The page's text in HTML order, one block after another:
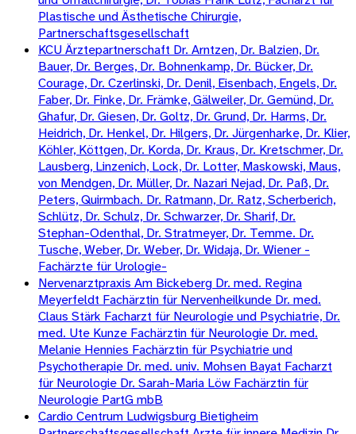
Plastische und Ästhetische Chirurgie,
Partnerschaftsgesellschaft
KCU Ärztepartnerschaft Dr. Arntzen, Dr. Balzien, Dr.
Bauer, Dr. Berges, Dr. Bohnenkamp, Dr. Bücker, Dr.
Courage, Dr. Czerlinski, Dr. Denil, Eisenbach, Engels, Dr.
Faber, Dr. Finke, Dr. Främke, Gälweiler, Dr. Gemünd, Dr.
Ghafur, Dr. Giesen, Dr. Goltz, Dr. Grund, Dr. Harms, Dr.
Heidrich, Dr. Henkel, Dr. Hilgers, Dr. Jürgenharke, Dr. Klier,
Köhler, Köttgen, Dr. Korda, Dr. Kraus, Dr. Kretschmer, Dr.
Lausberg, Linzenich, Lock, Dr. Lotter, Maskowski, Maus,
von Mendgen, Dr. Müller, Dr. Nazari Nejad, Dr. Paß, Dr.
Peters, Quirmbach. Dr. Ratmann, Dr. Ratz, Scherberich,
Schlütz, Dr. Schulz, Dr. Schwarzer, Dr. Sharif, Dr.
Stephan-Odenthal, Dr. Stratmeyer, Dr. Temme. Dr.
Tusche, Weber, Dr. Weber, Dr. Widaja, Dr. Wiener -
Fachärzte für Urologie-
Nervenarztpraxis Am Bickeberg Dr. med. Regina
Meyerfeldt Fachärztin für Nervenheilkunde Dr. med.
Claus Stärk Facharzt für Neurologie und Psychiatrie, Dr.
med. Ute Kunze Fachärztin für Neurologie Dr. med.
Melanie Hennies Fachärztin für Psychiatrie und
Psychotherapie Dr. med. univ. Mohsen Bayat Facharzt
für Neurologie Dr. Sarah-Maria Löw Fachärztin für
Neurologie PartG mbB
Cardio Centrum Ludwigsburg Bietigheim